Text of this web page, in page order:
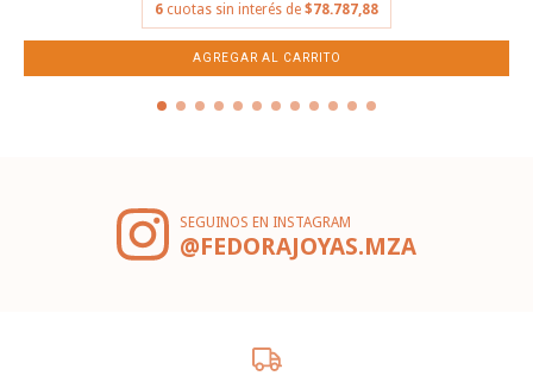
6 cuotas sin interés de $78.787,88
SEGUINOS EN INSTAGRAM
@FEDORAJOYAS.MZA